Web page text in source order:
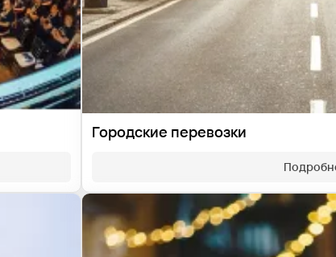
Городские перевозки